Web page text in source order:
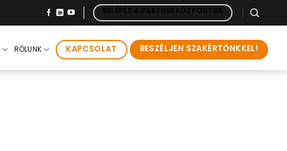
BELÉPÉS A PARTNERKÖZPONTBA
RÓLUNK KAPCSOLAT BESZÉLJEN SZAKÉRTŐNKKEL!